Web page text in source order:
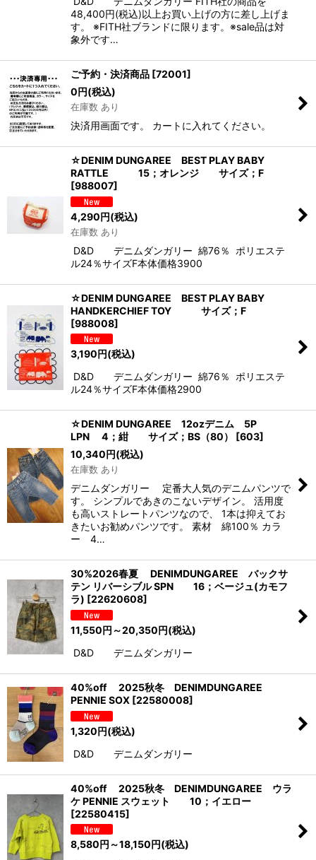
48,400円(税込)以上お買い上げの方に差し上げま
す。 ※FITH社ブランドに限ります。※sale品は対
象外です…
ご予約・決済商品 [72001]
0円(税込)
在庫数 あり
決済用画面です。 カートに入れてください。
☆DENIM DUNGAREE BEST PLAY BABY
RATTLE 15；オレンジ サイズ；F
[988007]
4,290円(税込)
在庫数 あり
D&D デニムダンガリー 綿76％ ポリエステ
ル24％サイズF本体価格3900
☆DENIM DUNGAREE BEST PLAY BABY
HANDKERCHIEF TOY サイズ；F
[988008]
3,190円(税込)
D&D デニムダンガリー 綿76％ ポリエステ
ル24％サイズF本体価格2900
☆DENIM DUNGAREE 12ozデニム 5P
LPN 4；紺 サイズ；BS（80）
[603]
10,340円(税込)
在庫数 あり
デニムダンガリー 定番大人気のデニムパンツで
す。 シンプルであきのこないデザイン。 活用度
も高いストレートパンツなので、 1本は抑えてお
きたいお勧めパンツです。 素材 綿100％ カラ
ー 4…
30%2026春夏 DENIMDUNGAREE バックサ
テン リバーシブル SPN 16；ベージュ(カモフ
ラ) [22620608]
11,550円 ～20,350円(税込)
D&D デニムダンガリー
40%off 2025秋冬 DENIMDUNGAREE
PENNIE SOX [22580008]
1,320円(税込)
D&D デニムダンガリー
40%off 2025秋冬 DENIMDUNGAREE ウラ
ケ PENNIE スウェット 10；イエロー
[22580415]
8,580 円 ～18,150 円(税込)